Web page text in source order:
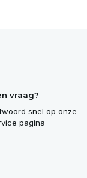
vraag?
snel op onze
pagina